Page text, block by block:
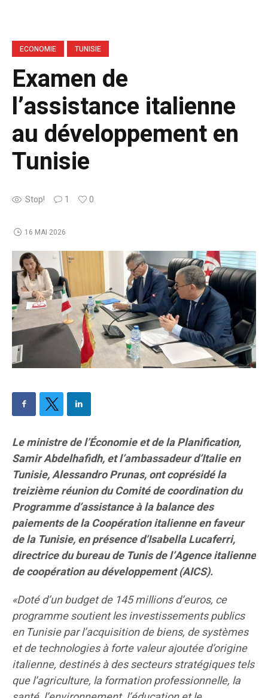
ECONOMIE TUNISIE
Examen de
l’assistance italienne
au développement en
Tunisie
Stop! 1 0
16 MAI 2026
Le ministre de l’Économie et de la Planification,
Samir Abdelhafidh, et l’ambassadeur d’Italie en
Tunisie, Alessandro Prunas, ont coprésidé la
treizième réunion du Comité de coordination du
Programme d’assistance à la balance des
paiements de la Coopération italienne en faveur
de la Tunisie, en présence d’Isabella Lucaferri,
directrice du bureau de Tunis de l’Agence italienne
de coopération au développement (AICS).
«Doté d’un budget de 145 millions d’euros, ce
programme soutient les investissements publics
en Tunisie par l’acquisition de biens, de systèmes
et de technologies à forte valeur ajoutée d’origine
italienne, destinés à des secteurs stratégiques tels
que l’agriculture, la formation professionnelle, la